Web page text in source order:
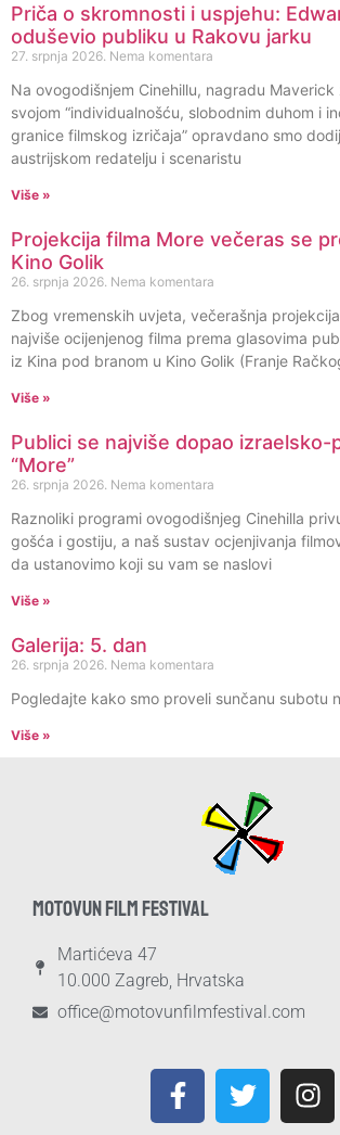
Priča o skromnosti i uspjehu:
oduševio publiku u Rakovu jarku
27. srpnja 2026. Nema komentara
Na ovogodišnjem Cinehillu, nagradu Maverick
svojom “individualnošću, slobodnim duhom i
granice filmskog izričaja” opravdano smo
austrijskom redatelju i scenaristu
Više »
Projekcija filma More večeras se
Kino Golik
26. srpnja 2026. Nema komentara
Zbog vremenskih uvjeta, večerašnja
najviše ocijenjenog filma prema glasovima
iz Kina pod branom u Kino Golik (Franje
Više »
Publici se najviše dopao izraelsko-
“More”
26. srpnja 2026. Nema komentara
Raznoliki programi ovogodišnjeg Cinehilla
gošća i gostiju, a naš sustav ocjenjivanja
da ustanovimo koji su vam se naslovi
Više »
Galerija: 5. dan
26. srpnja 2026. Nema komentara
Pogledajte kako smo proveli sunčanu subotu
Više »
MOTOVUN FILM FESTIVAL
Martićeva 47
10.000 Zagreb, Hrvatska
office@motovunfilmfestival.com